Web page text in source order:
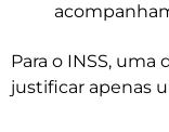
Para o INSS,
justificar apenas